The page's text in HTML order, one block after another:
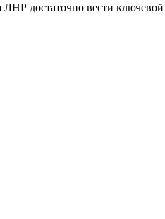
достаточно вести